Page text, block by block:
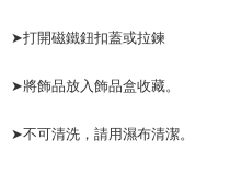
➤打開磁鐵鈕扣蓋或拉鍊
➤將飾品放入飾品盒收藏。
➤不可清洗，請用濕布清潔。